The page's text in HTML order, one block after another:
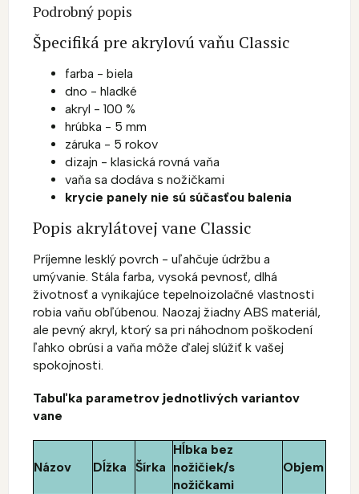
Podrobný popis
Špecifiká pre akrylovú vaňu Classic
farba - biela
dno - hladké
akryl - 100 %
hrúbka - 5 mm
záruka - 5 rokov
dizajn - klasická rovná vaňa
vaňa sa dodáva s nožičkami
krycie panely nie sú súčasťou balenia
Popis akrylátovej vane Classic
Príjemne lesklý povrch - uľahčuje údržbu a
umývanie. Stála farba, vysoká pevnosť, dlhá
životnosť a vynikajúce tepelnoizolačné vlastnosti
robia vaňu obľúbenou. Naozaj žiadny ABS materiál,
ale pevný akryl, ktorý sa pri náhodnom poškodení
ľahko obrúsi a vaňa môže ďalej slúžiť k vašej
spokojnosti.
Tabuľka parametrov jednotlivých variantov
vane
Názov Dĺžka Šírka
Hĺbka bez
nožičiek/s
nožičkami
Objem